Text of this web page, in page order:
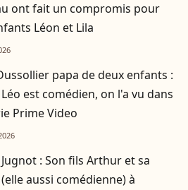
ont fait un compromis pour
Léon et Lila
papa de deux enfants :
est comédien, on l'a vu dans
Prime Video
: Son fils Arthur et sa
aussi comédienne) à